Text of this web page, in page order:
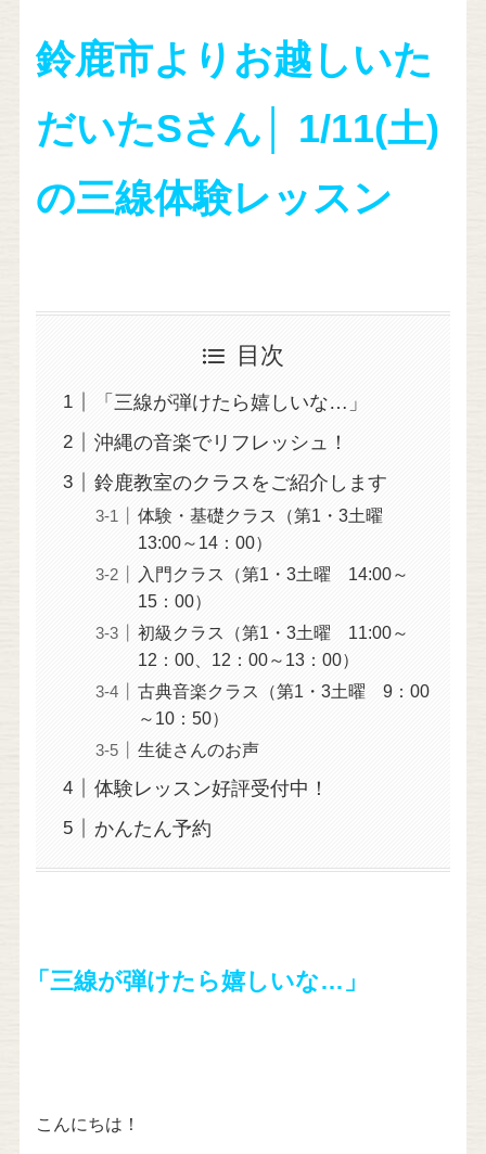
鈴鹿市よりお越しいた
だいたSさん│ 1/11(土)
の三線体験レッスン
目次
「三線が弾けたら嬉しいな…」
沖縄の音楽でリフレッシュ！
鈴鹿教室のクラスをご紹介します
体験・基礎クラス（第1・3土曜
13:00～14：00）
入門クラス（第1・3土曜 14:00～
15：00）
初級クラス（第1・3土曜 11:00～
12：00、12：00～13：00）
古典音楽クラス（第1・3土曜 9：00
～10：50）
生徒さんのお声
体験レッスン好評受付中！
かんたん予約
「三線が弾けたら嬉しいな…」
こんにちは！